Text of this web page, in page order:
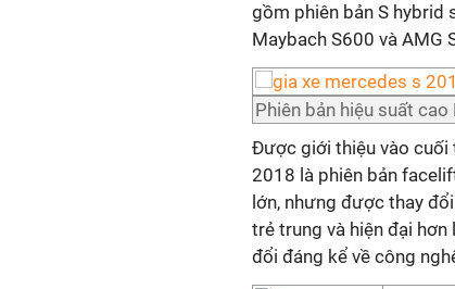
gồm phiên bản S hybrid
Maybach S600 và AMG
Phiên bản hiệu suất
Được giới thiệu vào cuối
2018 là phiên bản
lớn, nhưng được thay
trẻ trung và hiện đại hơn
đổi đáng kể về công